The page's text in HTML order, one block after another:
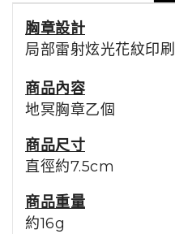
胸章設計
局部雷射炫光花紋印刷
商品內容
地冥胸章乙個
商品尺寸
直徑約7.5cm
商品重量
約16g